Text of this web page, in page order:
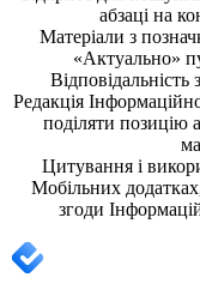
абзаці на
Матеріали з
«Актуально»
Відповідальність
Редакція
поділяти позицію
Цитування і
Мобільних
згоди